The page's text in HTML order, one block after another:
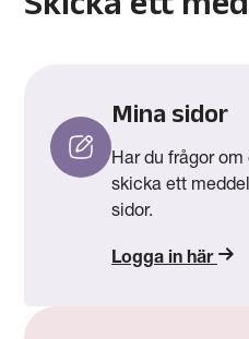
Mina sidor
Har du frågor
skicka ett
sidor.
Logga in här